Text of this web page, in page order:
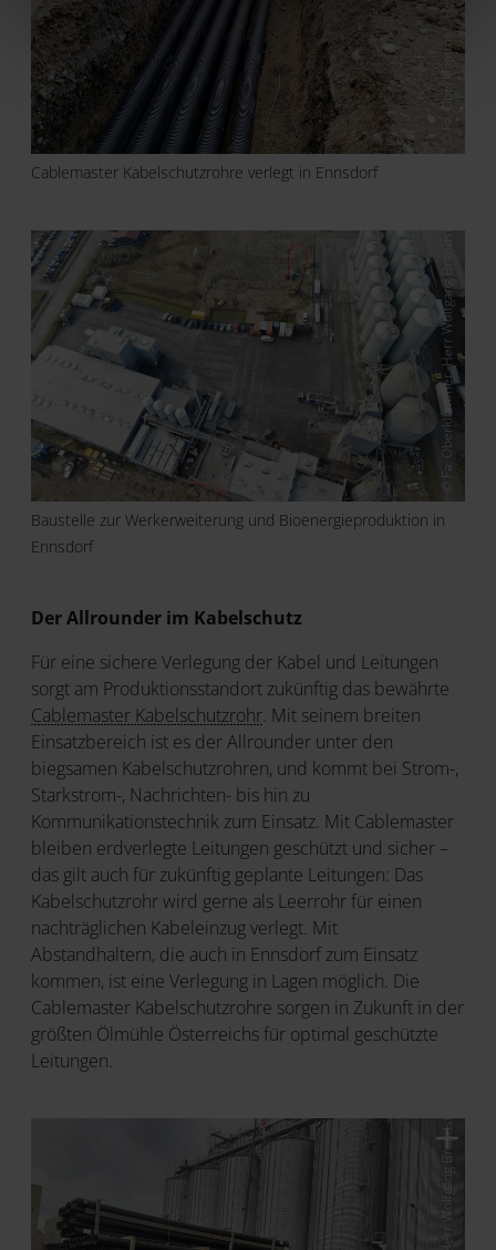
Cablemaster Kabelschutzrohre verlegt in Ennsdorf
© Fa. Oberklammer, Herr Wolfgang Brandstetter
Baustelle zur Werkerweiterung und Bioenergieproduktion in
Ennsdorf
Der Allrounder im Kabelschutz
Für eine sichere Verlegung der Kabel und Leitungen
sorgt am Produktionsstandort zukünftig das bewährte
Cablemaster Kabelschutzrohr. Mit seinem breiten
Einsatzbereich ist es der Allrounder unter den
biegsamen Kabelschutzrohren, und kommt bei Strom-,
Starkstrom-, Nachrichten- bis hin zu
Kommunikationstechnik zum Einsatz. Mit Cablemaster
bleiben erdverlegte Leitungen geschützt und sicher –
das gilt auch für zukünftig geplante Leitungen: Das
Kabelschutzrohr wird gerne als Leerrohr für einen
nachträglichen Kabeleinzug verlegt. Mit
Abstandhaltern, die auch in Ennsdorf zum Einsatz
kommen, ist eine Verlegung in Lagen möglich. Die
Cablemaster Kabelschutzrohre sorgen in Zukunft in der
größten Ölmühle Österreichs für optimal geschützte
Leitungen.